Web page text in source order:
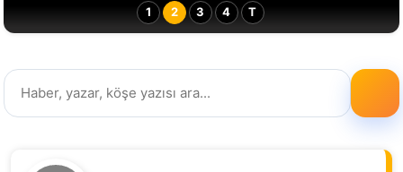
1
2 3 4 T